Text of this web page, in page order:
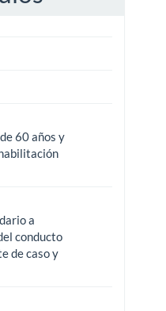
60 años y
a
conducto
de caso y